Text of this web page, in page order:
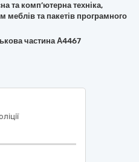
та комп’ютерна техніка,
меблів та пакетів програмного
частина А4467